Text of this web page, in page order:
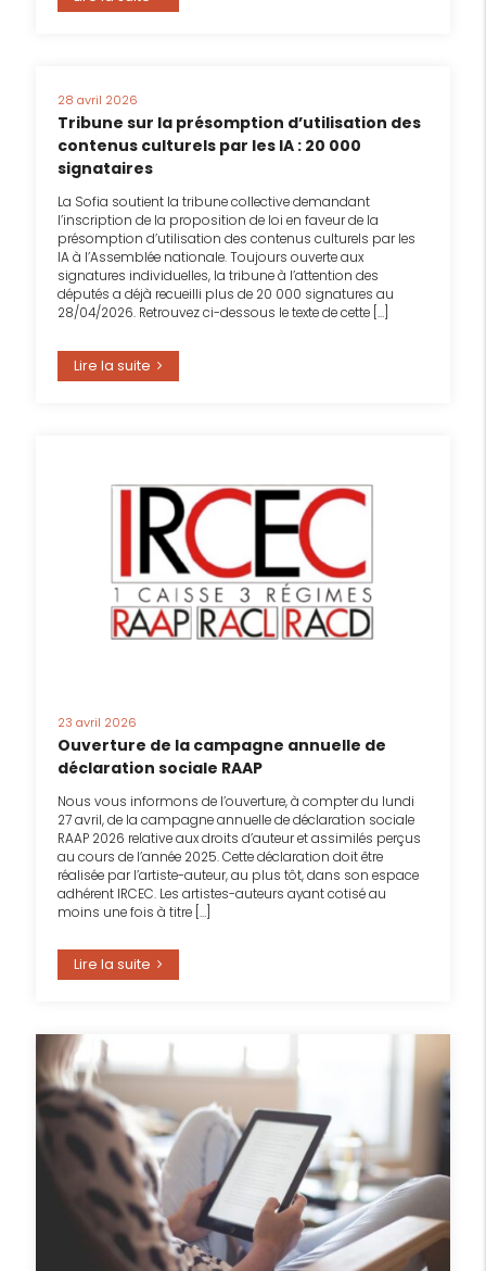
28 avril 2026
Tribune sur la présomption d’utilisation des
contenus culturels par les IA : 20 000
signataires
La Sofia soutient la tribune collective demandant
l’inscription de la proposition de loi en faveur de la
présomption d’utilisation des contenus culturels par les
IA à l’Assemblée nationale. Toujours ouverte aux
signatures individuelles, la tribune à l’attention des
députés a déjà recueilli plus de 20 000 signatures au
28/04/2026. Retrouvez ci-dessous le texte de cette […]
Lire la suite
23 avril 2026
Ouverture de la campagne annuelle de
déclaration sociale RAAP
Nous vous informons de l’ouverture, à compter du lundi
27 avril, de la campagne annuelle de déclaration sociale
RAAP 2026 relative aux droits d’auteur et assimilés perçus
au cours de l’année 2025. Cette déclaration doit être
réalisée par l’artiste-auteur, au plus tôt, dans son espace
adhérent IRCEC. Les artistes-auteurs ayant cotisé au
moins une fois à titre […]
Lire la suite